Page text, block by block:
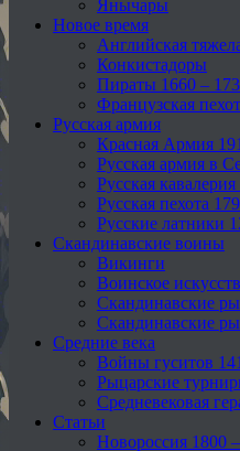
Янычары
Новое время
Английская
Конкистадоры
Пираты 1660 –
Французская
Русская армия
Красная Армия
Русская армия в
Русская
Русская пехота
Русские латники
Скандинавские воины
Викинги
Воинское
Скандинавские
Скандинавские
Средние века
Войны гуситов
Рыцарские
Средневековая
Статьи
Новороссия 1800